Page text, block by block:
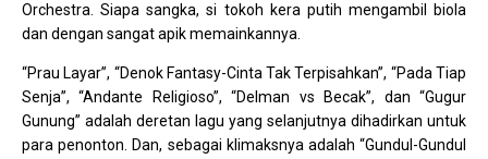
Orchestra. Siapa sangka, si tokoh kera putih mengambil biola
dan dengan sangat apik memainkannya.
“Prau Layar”, “Denok Fantasy-Cinta Tak Terpisahkan”, “Pada Tiap
Senja”, “Andante Religioso”, “Delman vs Becak”, dan “Gugur
Gunung” adalah deretan lagu yang selanjutnya dihadirkan untuk
para penonton. Dan, sebagai klimaksnya adalah “Gundul-Gundul